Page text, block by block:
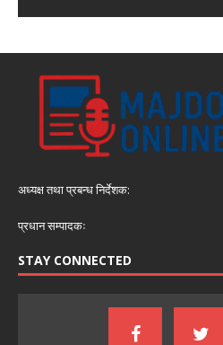
अध्यक्ष तथा प्रबन्ध निर्देशक:
प्रधान सम्पादकः
STAY CONNECTED